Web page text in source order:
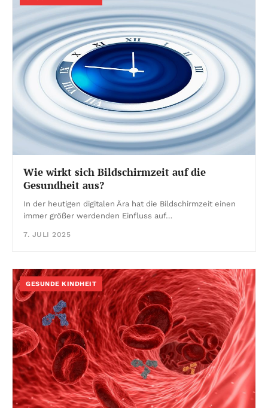
Wie wirkt sich Bildschirmzeit auf die
Gesundheit aus?
In der heutigen digitalen Ära hat die Bildschirmzeit einen
immer größer werdenden Einfluss auf…
7. JULI 2025
GESUNDE KINDHEIT